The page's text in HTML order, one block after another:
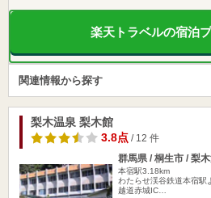
楽天トラベルの宿泊
関連情報から探す
梨木温泉 梨木館
3.8点/ 12 件
群馬県 / 桐生市 / 梨
本宿駅3.18km
わたらせ渓谷鉄道本宿駅
越道赤城IC…